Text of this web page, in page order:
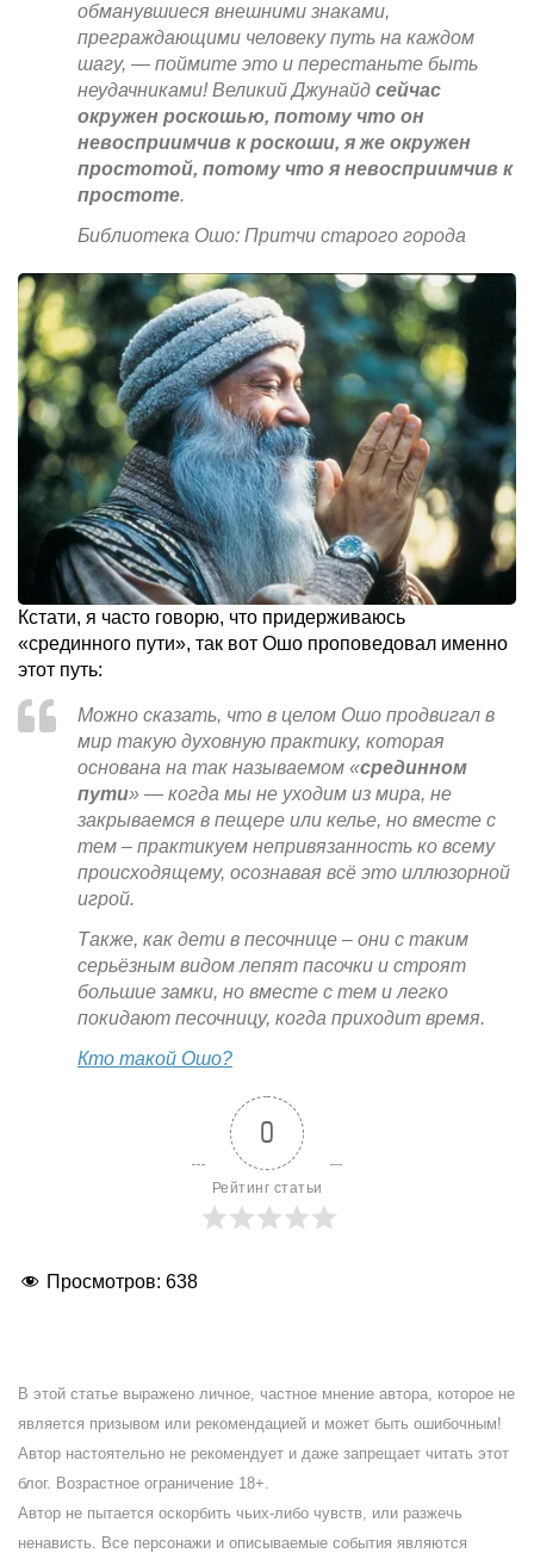
обманувшиеся внешними знаками,
преграждающими человеку путь на каждом
шагу, — поймите это и перестаньте быть
неудачниками! Великий Джунайд сейчас
окружен роскошью, потому что он
невосприимчив к роскоши, я же окружен
простотой, потому что я невосприимчив к
простоте.
Библиотека Ошо: Притчи старого города
Кстати, я часто говорю, что придерживаюсь
«срединного пути», так вот Ошо проповедовал именно
этот путь:
Можно сказать, что в целом Ошо продвигал в
мир такую духовную практику, которая
основана на так называемом «срединном
пути» — когда мы не уходим из мира, не
закрываемся в пещере или келье, но вместе с
тем – практикуем непривязанность ко всему
происходящему, осознавая всё это иллюзорной
игрой.
Также, как дети в песочнице – они с таким
серьёзным видом лепят пасочки и строят
большие замки, но вместе с тем и легко
покидают песочницу, когда приходит время.
Кто такой Ошо?
0
Рейтинг статьи
Просмотров: 638
В этой статье выражено личное, частное мнение автора, которое не
является призывом или рекомендацией и может быть ошибочным!
Автор настоятельно не рекомендует и даже запрещает читать этот
блог. Возрастное ограничение 18+.
Автор не пытается оскорбить чьих-либо чувств, или разжечь
ненависть. Все персонажи и описываемые события являются